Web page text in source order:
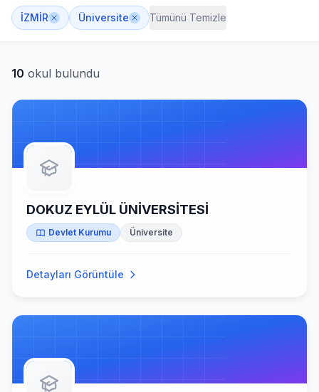
İZMİR Üniversite Tümünü Temizle
10 okul bulundu
DOKUZ EYLÜL ÜNİVERSİTESİ
Devlet Kurumu Üniversite
Detayları Görüntüle